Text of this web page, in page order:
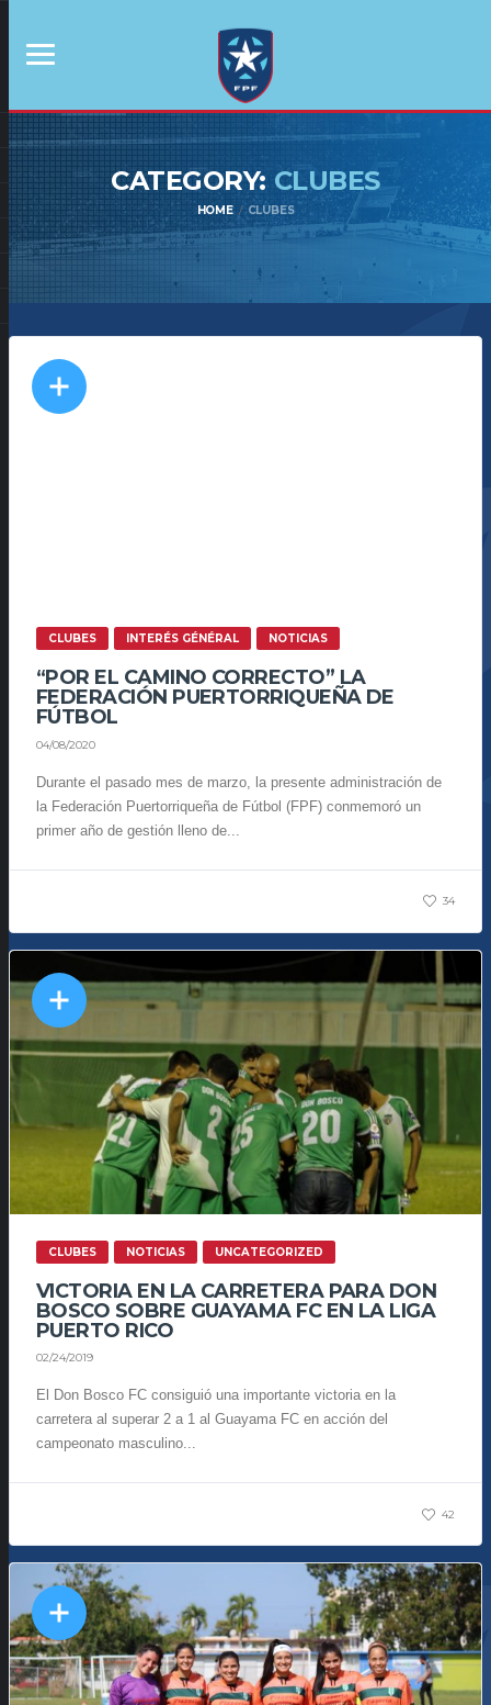
CATEGORY: CLUBES
HOME CLUBES
CLUBES INTERÉS GÉNÉRAL NOTICIAS
“POR EL CAMINO CORRECTO” LA
FEDERACIÓN PUERTORRIQUEÑA DE
FÚTBOL
04/08/2020
Durante el pasado mes de marzo, la presente administración de
la Federación Puertorriqueña de Fútbol (FPF) conmemoró un
primer año de gestión lleno de...
34
CLUBES NOTICIAS UNCATEGORIZED
VICTORIA EN LA CARRETERA PARA DON
BOSCO SOBRE GUAYAMA FC EN LA LIGA
PUERTO RICO
02/24/2019
El Don Bosco FC consiguió una importante victoria en la
carretera al superar 2 a 1 al Guayama FC en acción del
campeonato masculino...
42